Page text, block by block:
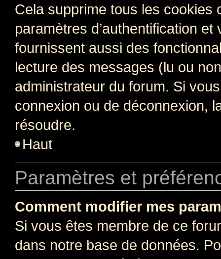
Cela supprime tous les cookies
paramètres d’authentification
fournissent aussi des
lecture des messages (lu ou
administrateur du forum. Si
connexion ou de déconnexion,
résoudre.
Haut
Paramètres et
Comment modifier mes
Si vous êtes membre de ce
dans notre base de données.